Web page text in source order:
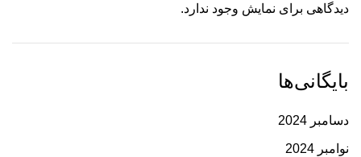
دیدگاهی برای نمایش وجود ندارد.
بایگانی‌ها
دسامبر 2024
نوامبر 2024